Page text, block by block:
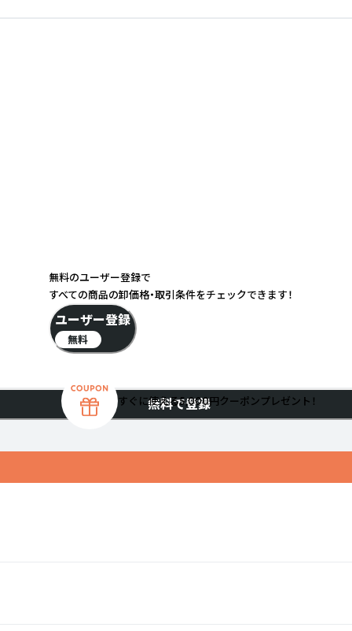
無料で登録
無料のユーザー登録で
すべての商品の卸価格・取引条件をチェックできます！
ユーザー登録
無料
すぐに使える5,000円クーポンプレゼント！